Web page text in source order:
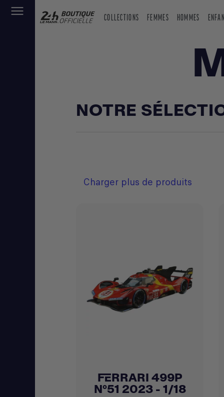
COLLECTIONS FEMMES HOMMES
NOTRE
Charger plus de produits
Achat express
FERRARI 499P
N°51 2023 - 1/18